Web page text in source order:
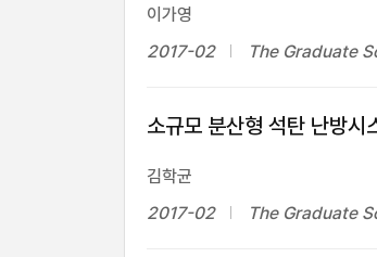
이가영
2017-02
The Graduate
소규모 분산형 석탄 난방시
김학균
2017-02
The Graduate